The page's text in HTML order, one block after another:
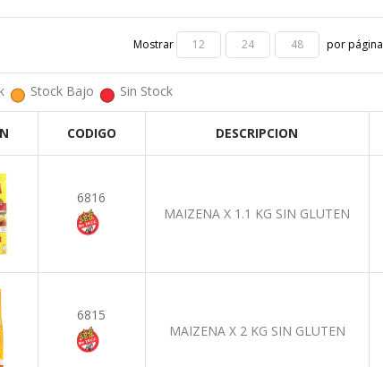
Mostrar 12 24 48 por página
Stock Bajo Sin Stock
CODIGO DESCRIPCION
6816
MAIZENA X 1.1 KG SIN GLUTEN
6815
MAIZENA X 2 KG SIN GLUTEN